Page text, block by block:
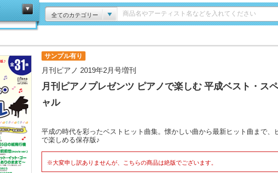
全てのカテゴリー
サンプル有り
月刊ピアノ 2019年2月号増刊
月刊ピアノプレゼンツ ピアノで楽しむ 平成ベスト・ス
ャル
平成の時代を彩ったベストヒット曲集。懐かしい曲から最新ヒット曲まで、
で楽しめる保存版♪
※大変申し訳ありませんが、こちらの商品は絶版でございます。